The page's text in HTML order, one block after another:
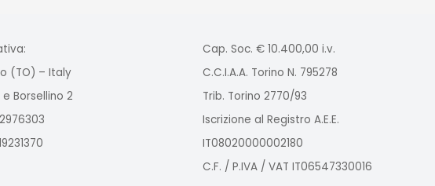
(TO) – Italy
Borsellino 2
Cap. Soc. € 10.400,00 i.v.
C.C.I.A.A. Torino N. 795278
Trib. Torino 2770/93
Iscrizione al Registro A.E.E.
IT08020000002180
C.F. / P.IVA / VAT IT06547330016